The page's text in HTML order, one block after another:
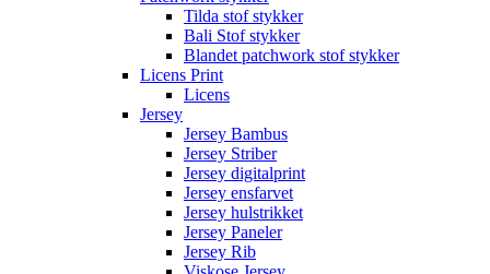
Tilda stof stykker
Bali Stof stykker
Blandet patchwork stof stykker
Licens Print
Licens
Jersey
Jersey Bambus
Jersey Striber
Jersey digitalprint
Jersey ensfarvet
Jersey hulstrikket
Jersey Paneler
Jersey Rib